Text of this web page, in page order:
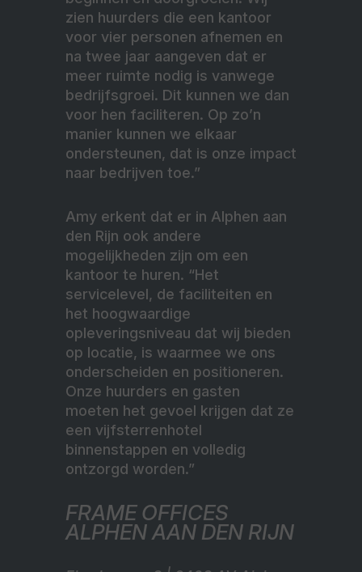
zien huurders die een kantoor
voor vier personen afnemen en
na twee jaar aangeven dat er
meer ruimte nodig is vanwege
bedrijfsgroei. Dit kunnen we dan
voor hen faciliteren. Op zo’n
manier kunnen we elkaar
ondersteunen, dat is onze impact
naar bedrijven toe.”
Amy erkent dat er in Alphen aan
den Rijn ook andere
mogelijkheden zijn om een
kantoor te huren. “Het
servicelevel, de faciliteiten en
het hoogwaardige
opleveringsniveau dat wij bieden
op locatie, is waarmee we ons
onderscheiden en positioneren.
Onze huurders en gasten
moeten het gevoel krijgen dat ze
een vijfsterrenhotel
binnenstappen en volledig
ontzorgd worden.”
FRAME OFFICES
ALPHEN AAN DEN RIJN